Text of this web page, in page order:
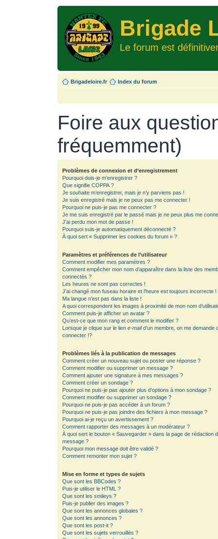
Brigade
Le forum est
Brigadeloire.fr Index du forum
Foire aux
fréquemment)
Problèmes de connexion et d’enregistrement
Pourquoi dois-je m’enregistrer ?
Que signifie COPPA ?
Je souhaite m’enregistrer, mais je n’y parviens pas !
Je suis enregistré mais je ne peux pas me connecter !
Pourquoi ne puis-je pas me connecter ?
Je me suis enregistré par le passé mais je ne peux plus me
J’ai perdu mon mot de passe !
Pourquoi suis-je automatiquement déconnecté ?
À quoi sert « Supprimer les cookies du forum » ?
Paramètres et préférences de l’utilisateur
Comment modifier mes paramètres ?
Comment empêcher mon nom d’apparaître dans la liste des
connectés ?
Les heures ne sont pas correctes !
J’ai changé mon fuseau horaire et l’heure est toujours incorrecte !
Ma langue n’est pas dans la liste !
A quoi correspondent les images à proximité de mon nom
Comment puis-je afficher un avatar ?
Qu’est-ce que mon rang et comment le modifier ?
Lorsque je clique sur le lien e-maild’un membre, on me demande
connecter !?
Problèmes liés à la publication de messages
Comment créer un nouveau sujet ou poster une réponse ?
Comment modifier ou supprimer un message ?
Comment ajouter une signature à mes messages ?
Comment créer un sondage ?
Pourquoi ne puis-je pas ajouter plus d’options à mon sondage ?
Comment modifier ou supprimer un sondage ?
Pourquoi ne puis-je pas accéder à un forum ?
Pourquoi ne puis-je pas joindre des fichiers à mon message ?
Pourquoi ai-je reçu un avertissement ?
Comment rapporter des messages à un modérateur ?
À quoi sert le bouton « Sauvegarder » dans la page de rédaction
message ?
Pourquoi mon message doit être validé ?
Comment remonter mon sujet ?
Mise en forme et types de sujets
Que sont les BBCodes ?
Puis-je utiliser le HTML ?
Que sont les smileys ?
Puis-je publier des images ?
Que sont les annonces globales ?
Que sont les annonces ?
Que sont les post-it ?
Que sont les sujets verrouillés ?